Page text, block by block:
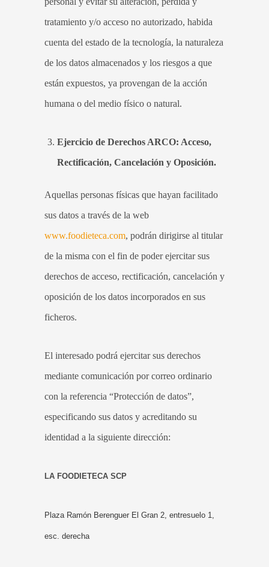
tratamiento y/o acceso no autorizado, habida
cuenta del estado de la tecnología, la naturaleza
de los datos almacenados y los riesgos a que
están expuestos, ya provengan de la acción
humana o del medio físico o natural.
Ejercicio de Derechos ARCO: Acceso,
Rectificación, Cancelación y Oposición.
Aquellas personas físicas que hayan facilitado
sus datos a través de la web
www.foodieteca.com, podrán dirigirse al titular
de la misma con el fin de poder ejercitar sus
derechos de acceso, rectificación, cancelación y
oposición de los datos incorporados en sus
ficheros.
El interesado podrá ejercitar sus derechos
mediante comunicación por correo ordinario
con la referencia “Protección de datos”,
especificando sus datos y acreditando su
identidad a la siguiente dirección:
LA FOODIETECA SCP
Plaza Ramón Berenguer El Gran 2, entresuelo 1,
esc. derecha